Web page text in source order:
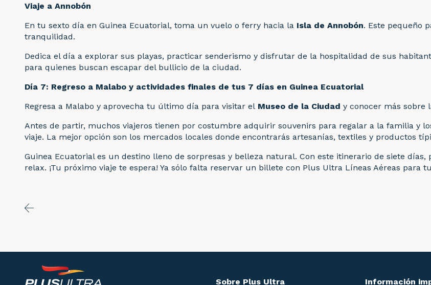
Viaje a Annobón
En tu sexto día en Guinea Ecuatorial, toma un vuelo o ferry hacia la Isla de Annobón. Este pequeño
tranquilidad.
Dedica el día a explorar sus playas, practicar senderismo y disfrutar de la hospitalidad de sus
para quienes buscan escapar del bullicio de la ciudad.
Día 7: Regreso a Malabo y actividades finales de tus 7 días en Guinea Ecuatorial
Regresa a Malabo y aprovecha tu último día para visitar el Museo de la Ciudad y conocer más sobre
Antes de partir, muchos viajeros tienen por costumbre adquirir souvenirs para regalar a la familia y
viaje. La mejor opción son los mercados locales donde encontrarás artesanías, textiles y productos
Guinea Ecuatorial es un destino lleno de sorpresas y belleza natural. Con este itinerario de siete
relax. ¡Tu próximo viaje te espera! Ya sólo falta reservar un billete con Plus Ultra Líneas Aéreas para
Sobre Plus Ultra Información